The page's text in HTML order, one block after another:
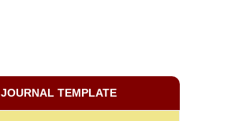
JOURNAL TEMPLATE